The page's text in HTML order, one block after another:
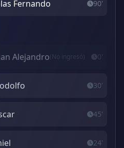
Fernando 90'
Alejandro(No ingresó) 0'
30'
45'
24'